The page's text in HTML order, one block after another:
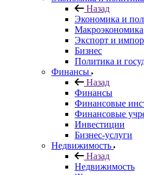
Назад
Экономика и
Макроэкономика
Экспорт и
Бизнес
Политика и
Финансы
Назад
Финансы
Финансовые
Финансовые
Инвестиции
Бизнес-услуги
Недвижимость
Назад
Недвижимость